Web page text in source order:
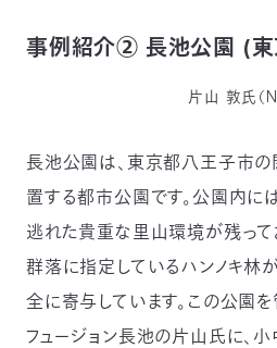
事例紹介② 長池公園 (東
片山 敦氏（
長池公園は、東京都八王子市
置する都市公園です。公園内に
逃れた貴重な里山環境が残って
群落に指定しているハンノキ林
全に寄与しています。この公園
フュージョン長池の片山氏に、